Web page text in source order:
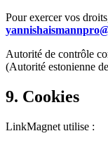
Pour exercer vos
Autorité de contrôle
(Autorité estonienne
9. Cookies
LinkMagnet utilise :